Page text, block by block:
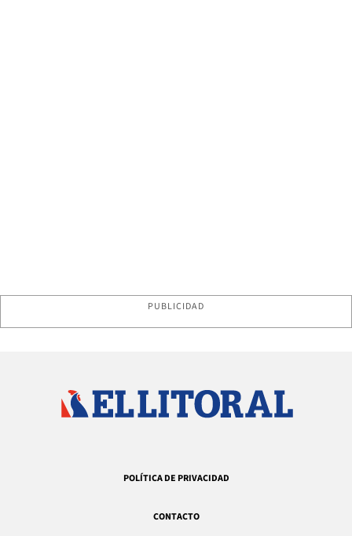
PUBLICIDAD
POLÍTICA DE PRIVACIDAD
CONTACTO